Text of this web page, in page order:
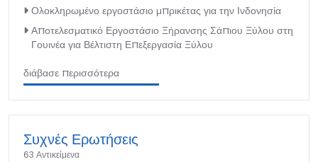
Ολοκληρωμένο εργοστάσιο μπρικέτας για την Ινδονησία
Αποτελεσματικό Εργοστάσιο Ξήρανσης Σάπιου Ξύλου στη
Γουινέα για Βέλτιστη Επεξεργασία Ξύλου
διάβασε περισσότερα
Συχνές Ερωτήσεις
63 Αντικείμενα